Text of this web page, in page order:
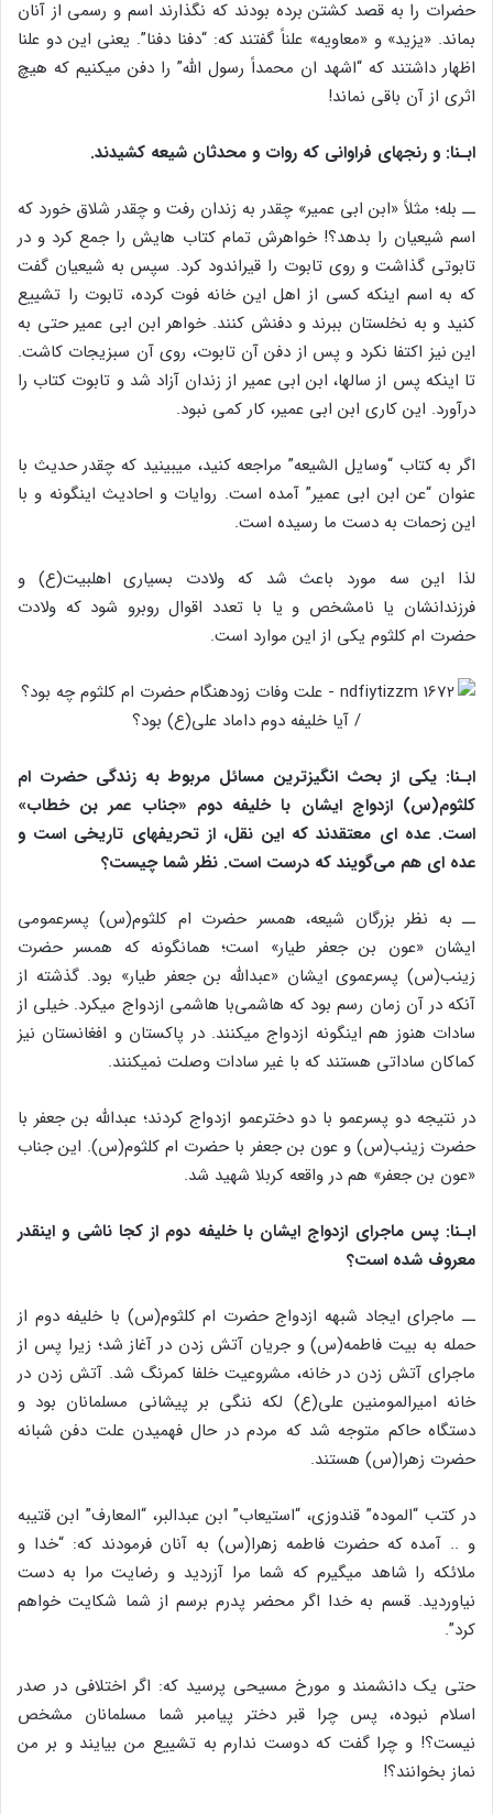
حضرات را به قصد کشتن برده بودند که نگذارند اسم و رسمی از آنان
بماند. «یزید» و «معاویه» علناً گفتند که: “دفنا دفنا”. یعنی این دو علنا
اظهار داشتند که “اشهد ان محمداً رسول الله” را دفن می‎کنیم که هیچ
اثری از آن باقی نماند!
ابـنا: و رنج‏های فراوانی که روات و محدثان شیعه کشیدند.
ــ بله؛ مثلاً «ابن ابی عمیر» چقدر به زندان رفت و چقدر شلاق خورد که
اسم شیعیان را بدهد؟! خواهرش تمام کتاب هایش را جمع کرد و در
تابوتی گذاشت و روی تابوت را قیراندود کرد. سپس به شیعیان گفت
که به اسم اینکه کسی از اهل این خانه فوت کرده، تابوت را تشییع
کنید و به نخلستان ببرند و دفنش کنند. خواهر ابن ابی عمیر حتی به
این نیز اکتفا نکرد و پس از دفن آن تابوت، روی آن سبزیجات کاشت.
تا اینکه پس از سال‎ها، ابن ابی عمیر از زندان آزاد شد و تابوت کتاب را
درآورد. این کاری ابن ابی عمیر، کار کمی نبود.
اگر به کتاب “وسایل الشیعه” مراجعه کنید، می‎بینید که چقدر حدیث با
عنوان “عن ابن ابی عمیر” آمده است. روایات و احادیث اینگونه و با
این زحمات به دست ما رسیده است.
لذا این سه مورد باعث شد که ولادت بسیاری اهل‎بیت(ع) و
فرزندانشان یا نامشخص و یا با تعدد اقوال روبرو شود که ولادت
حضرت ام کلثوم یکی از این موارد است.
ابـنا: یکی از بحث انگیزترین مسائل مربوط به زندگی حضرت ام
کلثوم(س) ازدواج ایشان با خلیفه دوم «جناب عمر بن خطاب»
است. عده ای معتقدند که این نقل، از تحریف‏های تاریخی است و
عده ای هم می‌گویند که درست است. نظر شما چیست؟
ــ به نظر بزرگان شیعه، همسر حضرت ام کلثوم(س) پسرعمومی
ایشان «عون بن جعفر طیار» است؛ همانگونه که همسر حضرت
زینب(س) پسرعموی ایشان «عبدالله بن جعفر طیار» بود. گذشته از
آنکه در آن زمان رسم بود که هاشمی‌با هاشمی ازدواج می‎کرد. خیلی از
سادات هنوز هم اینگونه ازدواج می‎کنند. در پاکستان و افغانستان نیز
کماکان ساداتی هستند که با غیر سادات وصلت نمی‎کنند.
در نتیجه دو پسرعمو با دو دخترعمو ازدواج کردند؛ عبدالله بن جعفر با
حضرت زینب(س) و عون بن جعفر با حضرت ام کلثوم(س). این جناب
«عون بن جعفر» هم در واقعه کربلا شهید شد.
ابـنا: پس ماجرای ازدواج ایشان با خلیفه دوم از کجا ناشی و اینقدر
معروف شده است؟
ــ ماجرای ایجاد شبهه ازدواج حضرت ام کلثوم(س) با خلیفه دوم از
حمله به بیت فاطمه(س) و جریان آتش زدن در آغاز شد؛ زیرا پس از
ماجرای آتش زدن در خانه، مشروعیت خلفا کمرنگ شد. آتش زدن در
خانه امیرالمومنین علی(ع)‌ لکه ننگی بر پیشانی مسلمانان بود و
دستگاه حاکم متوجه شد که مردم در حال فهمیدن علت دفن شبانه
حضرت زهرا(س) هستند.
در کتب “الموده” قندوزی، “استیعاب” ابن عبدالبر، “المعارف” ابن قتیبه
و .. آمده که حضرت فاطمه زهرا(س) به آنان فرمودند که: “خدا و
ملائکه را شاهد میگیرم که شما مرا آزردید و رضایت مرا به دست
نیاوردید. قسم به خدا اگر محضر پدرم برسم از شما شکایت خواهم
کرد”.
حتی یک دانشمند و مورخ مسیحی پرسید که: اگر اختلافی در صدر
اسلام نبوده، پس چرا قبر دختر پیامبر شما مسلمانان مشخص
نیست؟! و چرا گفت که دوست ندارم به تشییع من بیایند و بر من
نماز بخوانند؟‍!